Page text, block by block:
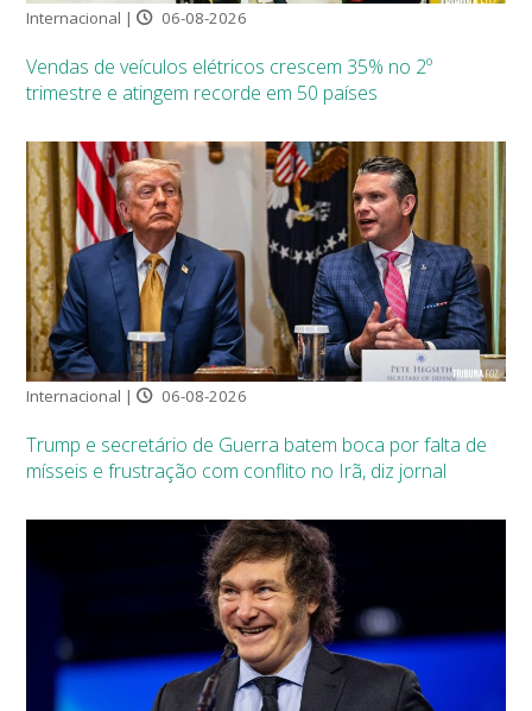
Internacional | 06-08-2026
Vendas de veículos elétricos crescem 35% no 2º
trimestre e atingem recorde em 50 países
Internacional | 06-08-2026
Trump e secretário de Guerra batem boca por falta de
mísseis e frustração com conflito no Irã, diz jornal